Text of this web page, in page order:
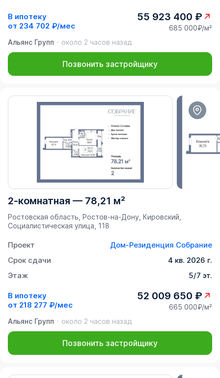
В ипотеку
от 234 702 ₽/мес
55 923 400 ₽
685 000₽/м²
Альянс Групп
около 2 часов назад
Позвонить застройщику
2-комнатная — 78,21 м²
Ростовская область, Ростов-на-Дону, Кировский,
Социалистическая улица, 118
Проект
Дом-Резиденция Собрание
Срок сдачи
4 кв. 2026 г.
Этаж
5/7 эт.
В ипотеку
от 218 277 ₽/мес
52 009 650 ₽
665 000₽/м²
Альянс Групп
около 2 часов назад
Позвонить застройщику